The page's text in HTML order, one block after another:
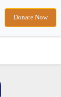
Donate Now